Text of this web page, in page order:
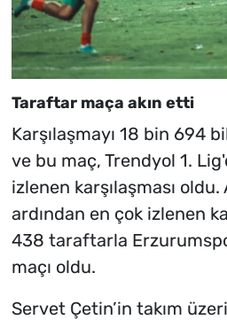
Taraftar maça akın etti
Karşılaşmayı 18 bin 694
ve bu maç, Trendyol 1.
izlenen karşılaşması oldu.
ardından en çok izlenen
438 taraftarla
maçı oldu.
Servet Çetin’in takım